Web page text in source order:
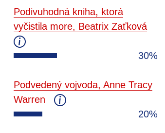
Podivuhodná kniha, ktorá
vyčistila more, Beatrix Zaťková
30%
Podvedený vojvoda, Anne Tracy
Warren
20%